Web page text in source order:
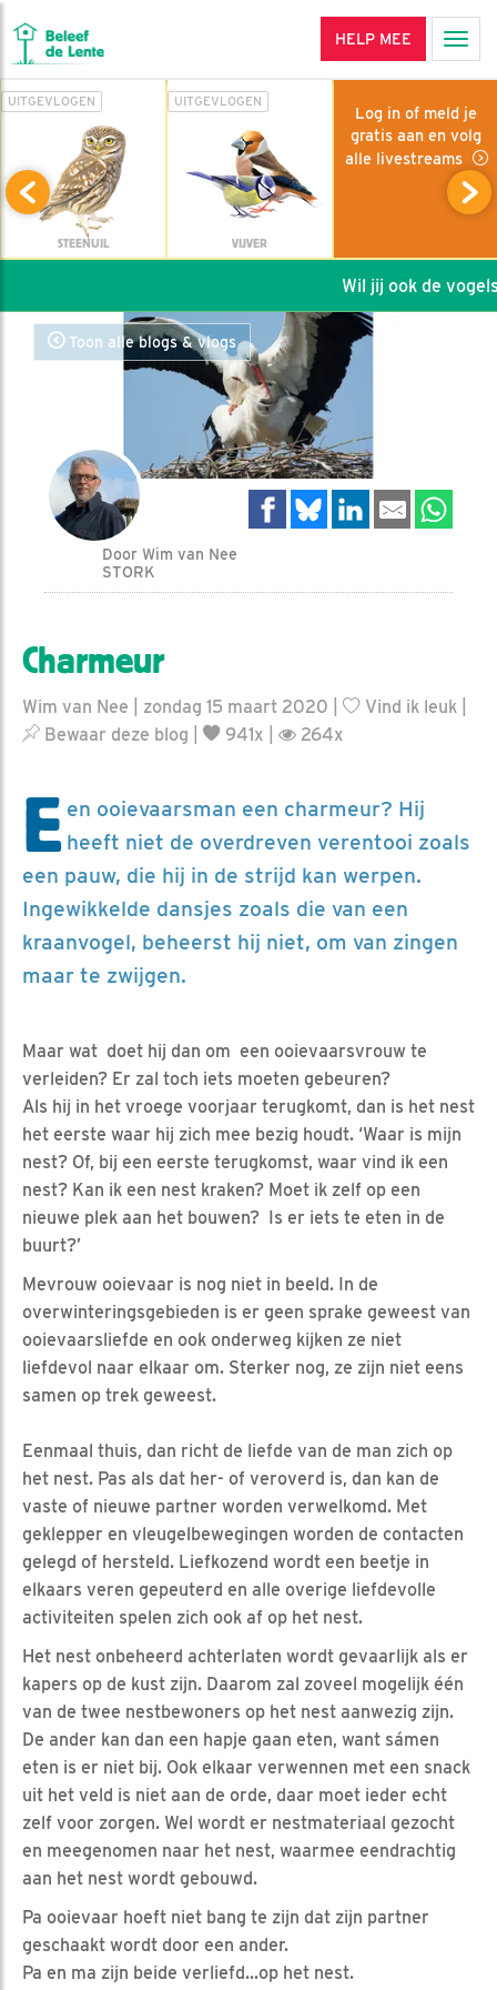
HELP MEE
UITGEVLOGEN
STEENUIL
UITGEVLOGEN
VIJVER
Log in of meld je
gratis aan en volg
alle livestreams
Wil jij ook de
Toon alle blogs & vlogs
Door Wim van Nee
STORK
Charmeur
Wim van Nee | zondag 15 maart 2020 | Vind ik leuk
Bewaar deze blog
941x | 264x
E en ooievaarsman een charmeur? Hij
heeft niet de overdreven verentooi zoals
een pauw, die hij in de strijd kan werpen.
Ingewikkelde dansjes zoals die van een
kraanvogel, beheerst hij niet, om van zingen
maar te zwijgen.
Maar wat doet hij dan om een ooievaarsvrouw te
verleiden? Er zal toch iets moeten gebeuren?
Als hij in het vroege voorjaar terugkomt, dan is het nest
het eerste waar hij zich mee bezig houdt. ‘Waar is mijn
nest? Of, bij een eerste terugkomst, waar vind ik een
nest? Kan ik een nest kraken? Moet ik zelf op een
nieuwe plek aan het bouwen? Is er iets te eten in de
buurt?’
Mevrouw ooievaar is nog niet in beeld. In de
overwinteringsgebieden is er geen sprake geweest van
ooievaarsliefde en ook onderweg kijken ze niet
liefdevol naar elkaar om. Sterker nog, ze zijn niet eens
samen op trek geweest.
Eenmaal thuis, dan richt de liefde van de man zich op
het nest. Pas als dat her- of veroverd is, dan kan de
vaste of nieuwe partner worden verwelkomd. Met
geklepper en vleugelbewegingen worden de contacten
gelegd of hersteld. Liefkozend wordt een beetje in
elkaars veren gepeuterd en alle overige liefdevolle
activiteiten spelen zich ook af op het nest.
Het nest onbeheerd achterlaten wordt gevaarlijk als er
kapers op de kust zijn. Daarom zal zoveel mogelijk één
van de twee nestbewoners op het nest aanwezig zijn.
De ander kan dan een hapje gaan eten, want sámen
eten is er niet bij. Ook elkaar verwennen met een snack
uit het veld is niet aan de orde, daar moet ieder echt
zelf voor zorgen. Wel wordt er nestmateriaal gezocht
en meegenomen naar het nest, waarmee eendrachtig
aan het nest wordt gebouwd.
Pa ooievaar hoeft niet bang te zijn dat zijn partner
geschaakt wordt door een ander.
Pa en ma zijn beide verliefd...op het nest.